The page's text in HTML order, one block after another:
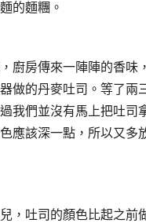
的麵糰。
廚房傳來一陣陣的香味
做的丹麥吐司。等了兩
我們並沒有馬上把吐司
應該深一點，所以又多
，吐司的顏色比起之前